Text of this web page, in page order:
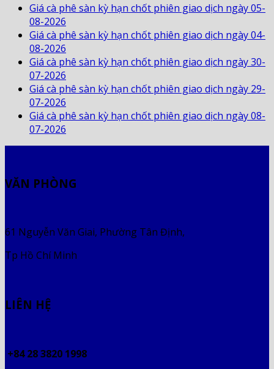
Giá cà phê sàn kỳ hạn chốt phiên giao dịch ngày 05-
08-2026
Giá cà phê sàn kỳ hạn chốt phiên giao dịch ngày 04-
08-2026
Giá cà phê sàn kỳ hạn chốt phiên giao dịch ngày 30-
07-2026
Giá cà phê sàn kỳ hạn chốt phiên giao dịch ngày 29-
07-2026
Giá cà phê sàn kỳ hạn chốt phiên giao dịch ngày 08-
07-2026
VĂN PHÒNG
61 Nguyễn Văn Giai, Phường Tân Định,
Tp Hồ Chí Minh
LIÊN HỆ
+84 28 3820 1998